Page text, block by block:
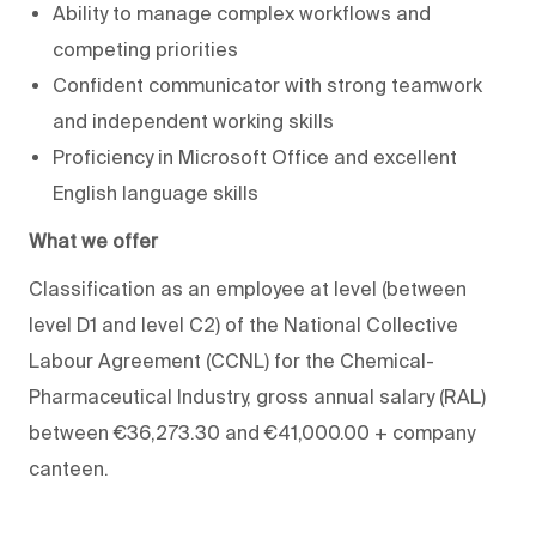
Ability to manage complex workflows and
competing priorities
Confident communicator with strong teamwork
and independent working skills
Proficiency in Microsoft Office and excellent
English language skills
What we offer
Classification as an employee at level (between
level D1 and level C2) of the National Collective
Labour Agreement (CCNL) for the Chemical-
Pharmaceutical Industry, gross annual salary (RAL)
between €36,273.30 and €41,000.00 + company
canteen.